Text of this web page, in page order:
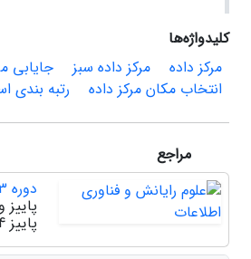
کلیدواژه‌ها
مرکز داده
مرکز داده سبز جایابی
انتخاب مکان مرکز داده
رتبه بندی
مراجع
دوره 13، شماره 2
پاییز 1394